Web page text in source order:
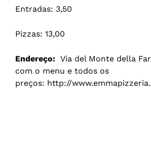
Entradas: 3,50
Pizzas: 13,00
Endereço: Via del Monte della
com o menu e todos os
preços: http://